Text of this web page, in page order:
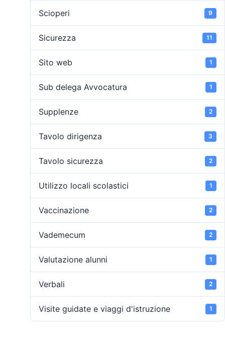
Scioperi 9
Sicurezza 11
Sito web 1
Sub delega Avvocatura 1
Supplenze 2
Tavolo dirigenza 3
Tavolo sicurezza 2
Utilizzo locali scolastici 1
Vaccinazione 2
Vademecum 2
Valutazione alunni 1
Verbali 2
Visite guidate e viaggi d'istruzione 1